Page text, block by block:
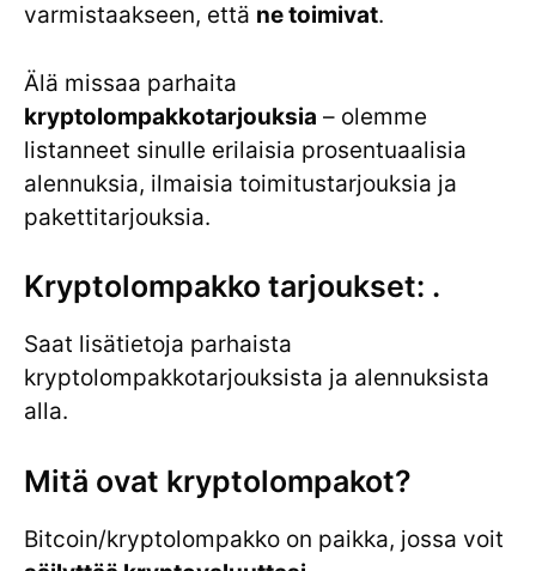
varmistaakseen, että ne toimivat.
Älä missaa parhaita
kryptolompakkotarjouksia – olemme
listanneet sinulle erilaisia prosentuaalisia
alennuksia, ilmaisia toimitustarjouksia ja
pakettitarjouksia.
Kryptolompakko tarjoukset: .
Saat lisätietoja parhaista
kryptolompakkotarjouksista ja alennuksista
alla.
Mitä ovat kryptolompakot?
Bitcoin/kryptolompakko on paikka, jossa voit